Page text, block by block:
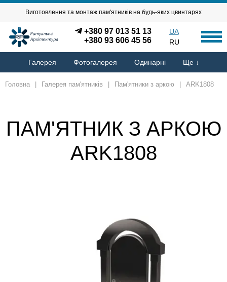
Виготовлення та монтаж пам'ятників на будь-яких цвинтарях
+380 97 013 51 13
+380 93 606 45 56
UA
RU
Галерея Фотогалерея Одинарні Ще ↓
Головна Галерея пам'ятників Пам'ятники з аркою ARK1808
ПАМ'ЯТНИК З АРКОЮ
ARK1808